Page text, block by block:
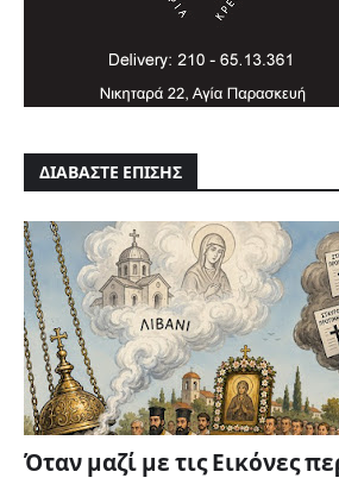
ΔΙΑΒΑΣΤΕ ΕΠΙΣΗΣ
Όταν μαζί με τις Εικόνες